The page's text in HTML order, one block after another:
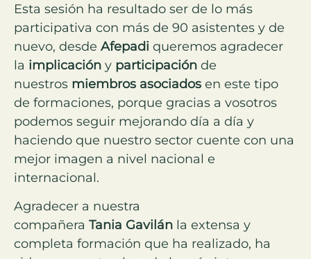
Esta sesión ha resultado ser de lo más
participativa con más de 90 asistentes y de
nuevo, desde Afepadi queremos agradecer
la implicación y participación de
nuestros miembros asociados en este tipo
de formaciones, porque gracias a vosotros
podemos seguir mejorando día a día y
haciendo que nuestro sector cuente con una
mejor imagen a nivel nacional e
internacional.
Agradecer a nuestra
compañera Tania Gavilán la extensa y
completa formación que ha realizado, ha